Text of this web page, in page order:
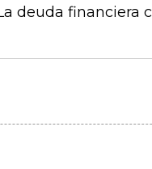
deuda financiera